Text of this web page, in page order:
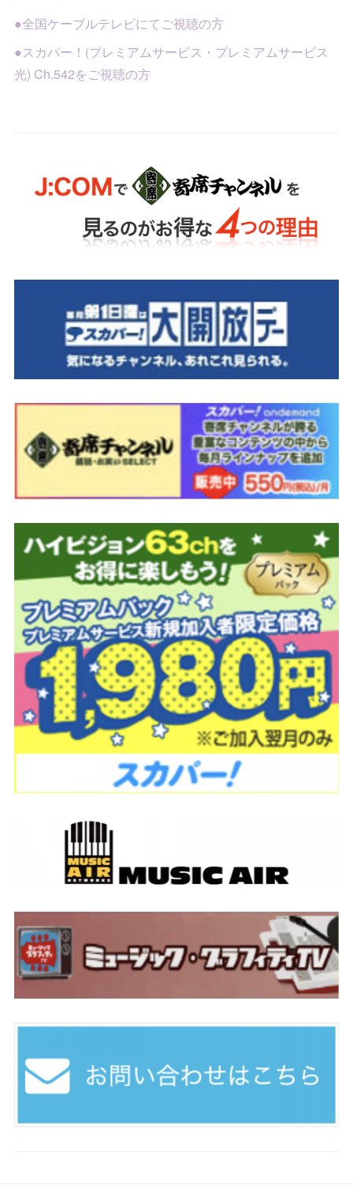
●全国ケーブルテレビにてご視聴の方
●スカパー！(プレミアムサービス・プレミアムサービス
光) Ch.542をご視聴の方